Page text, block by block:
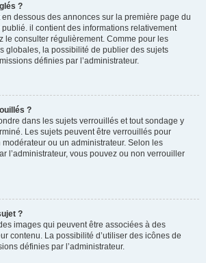
?
dessous des annonces sur la première page du
il contient des informations relativement
le consulter régulièrement. Comme pour les
globales, la possibilité de publier des sujets
définies par l’administrateur.
?
dans les sujets verrouillés et tout sondage y
Les sujets peuvent être verrouillés pour
ou un administrateur. Selon les
l’administrateur, vous pouvez ou non verrouiller
?
images qui peuvent être associées à des
contenu. La possibilité d’utiliser des icônes de
définies par l’administrateur.